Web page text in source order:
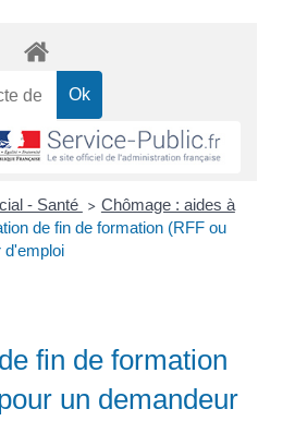
- Santé > Chômage : aides à
de fin de formation (RFF ou
d'emploi
fin de formation
un demandeur